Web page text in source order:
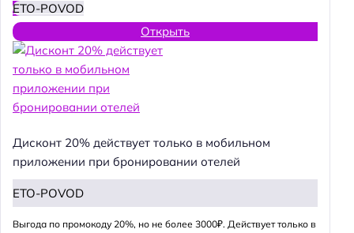
ETO-POVOD
Открыть
Дисконт 20% действует только в мобильном
приложении при бронировании отелей
ETO-POVOD
Выгода по промокоду 20%, но не более 3000₽. Действует только в